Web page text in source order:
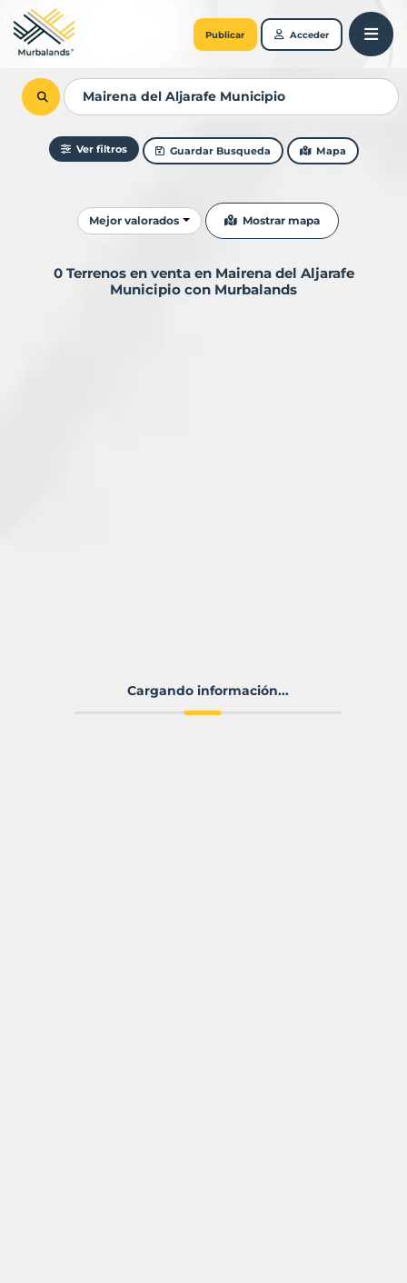
Publicar Acceder
Ver filtros Guardar Busqueda Mapa
Ordenar resultados
Mejor valorados Mostrar mapa
0 Terrenos en venta en Mairena del Aljarafe
Municipio con Murbalands
Cargando información...